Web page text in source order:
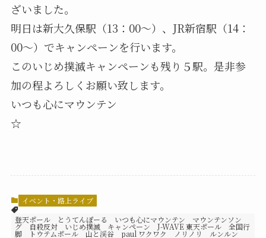
ざいました。
明日は新大久保駅（13：00〜）、JR新宿駅（14：
00〜）でキャンペーンを行います。
このいじめ撲滅キャンペーンも残り５駅。是非参
加の程よろしくお願い致します。
いつも心にマウンテン
☆
イベント・路上ライブ
登天ポール とうてんぽーる いつも心にマウンテン マウンテンソン
グ 自殺反対 いじめ撲滅 キャンペーン J-WAVE 東天ポール 全国行
脚 トウテムポール 山と渓谷 paul ワクワク ノリノリ ルンルン